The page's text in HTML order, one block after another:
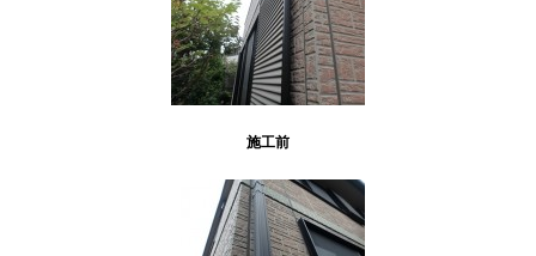
施工前